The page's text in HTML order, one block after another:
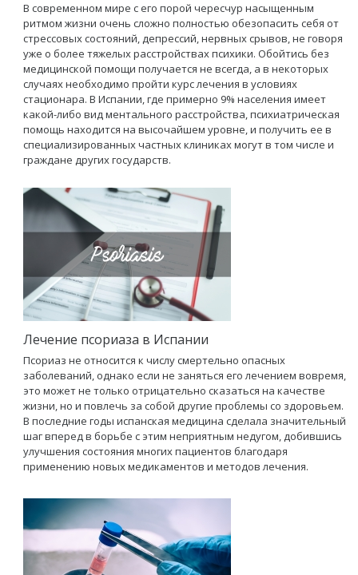
В современном мире с его порой чересчур насыщенным
ритмом жизни очень сложно полностью обезопасить себя от
стрессовых состояний, депрессий, нервных срывов, не говоря
уже о более тяжелых расстройствах психики. Обойтись без
медицинской помощи получается не всегда, а в некоторых
случаях необходимо пройти курс лечения в условиях
стационара. В Испании, где примерно 9% населения имеет
какой-либо вид ментального расстройства, психиатрическая
помощь находится на высочайшем уровне, и получить ее в
специализированных частных клиниках могут в том числе и
граждане других государств.
Лечение псориаза в Испании
Псориаз не относится к числу смертельно опасных
заболеваний, однако если не заняться его лечением вовремя,
это может не только отрицательно сказаться на качестве
жизни, но и повлечь за собой другие проблемы со здоровьем.
В последние годы испанская медицина сделала значительный
шаг вперед в борьбе с этим неприятным недугом, добившись
улучшения состояния многих пациентов благодаря
применению новых медикаментов и методов лечения.